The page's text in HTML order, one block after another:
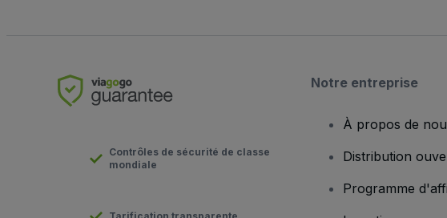
Contrôles de sécurité de classe
mondiale
Notre entreprise
À propos de
Distribution
Programme